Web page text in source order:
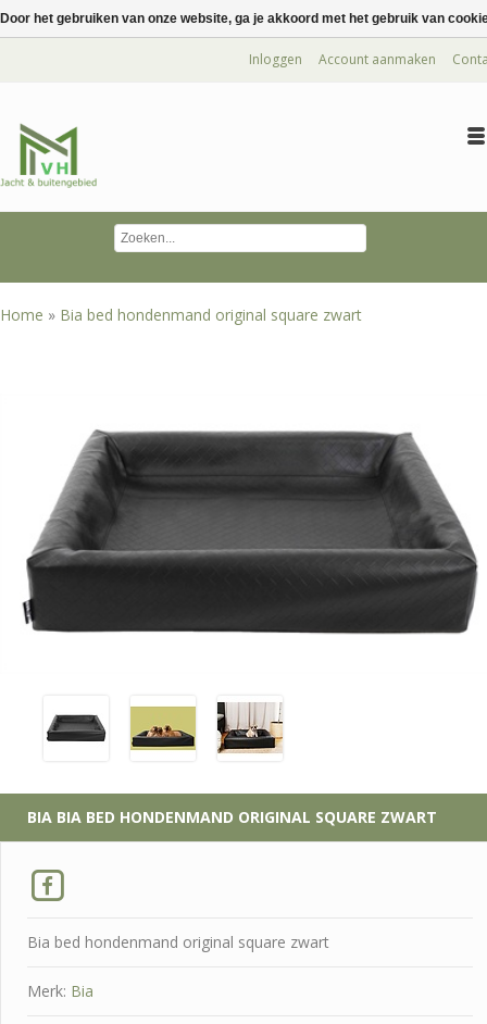
Inloggen Account aanmaken
Home » Bia bed hondenmand original square zwart
BIA BIA BED HONDENMAND ORIGINAL SQUARE ZWART
Bia bed hondenmand original square zwart
Merk: Bia
Door het gebruiken van onze website, ga je akkoord met het gebruik van